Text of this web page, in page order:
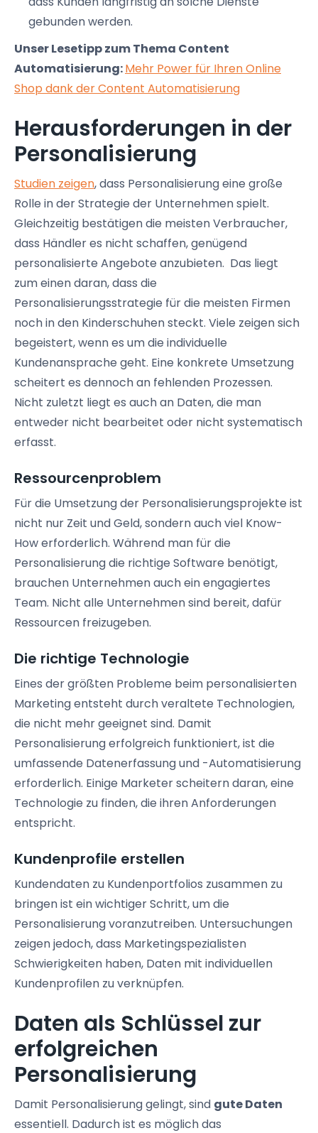
gebunden werden.
Unser Lesetipp zum Thema Content
Automatisierung:Mehr Power für Ihren Online
Shop dank der Content Automatisierung
Herausforderungen in der
Personalisierung
Studien zeigen, dass Personalisierung eine große
Rolle in der Strategie der Unternehmen spielt.
Gleichzeitig bestätigen die meisten Verbraucher,
dass Händler es nicht schaffen, genügend
personalisierte Angebote anzubieten. Das liegt
zum einen daran, dass die
Personalisierungsstrategie für die meisten Firmen
noch in den Kinderschuhen steckt. Viele zeigen sich
begeistert, wenn es um die individuelle
Kundenansprache geht. Eine konkrete Umsetzung
scheitert es dennoch an fehlenden Prozessen.
Nicht zuletzt liegt es auch an Daten, die man
entweder nicht bearbeitet oder nicht systematisch
erfasst.
Ressourcenproblem
Für die Umsetzung der Personalisierungsprojekte ist
nicht nur Zeit und Geld, sondern auch viel Know-
How erforderlich. Während man für die
Personalisierung die richtige Software benötigt,
brauchen Unternehmen auch ein engagiertes
Team. Nicht alle Unternehmen sind bereit, dafür
Ressourcen freizugeben.
Die richtige Technologie
Eines der größten Probleme beim personalisierten
Marketing entsteht durch veraltete Technologien,
die nicht mehr geeignet sind. Damit
Personalisierung erfolgreich funktioniert, ist die
umfassende Datenerfassung und -Automatisierung
erforderlich. Einige Marketer scheitern daran, eine
Technologie zu finden, die ihren Anforderungen
entspricht.
Kundenprofile erstellen
Kundendaten zu Kundenportfolios zusammen zu
bringen ist ein wichtiger Schritt, um die
Personalisierung voranzutreiben. Untersuchungen
zeigen jedoch, dass Marketingspezialisten
Schwierigkeiten haben, Daten mit individuellen
Kundenprofilen zu verknüpfen.
Daten als Schlüssel zur
erfolgreichen
Personalisierung
Damit Personalisierung gelingt, sind gute Daten
essentiell. Dadurch ist es möglich das